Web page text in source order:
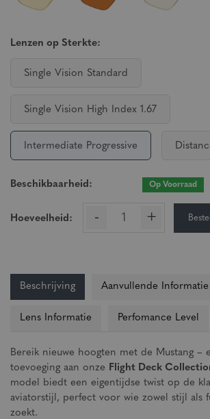
Lenzen op Sterkte:
Single Vision Standard
Single Vision High Index 1.67
Intermediate Progressive
Beschikbaarheid: Op Voorraad
Hoeveelheid: - +
Beschrijving Aanvullende Informatie
Lens Informatie Perfomance Level
Bereik nieuwe hoogten met de Mustang –
toevoeging aan onze Flight Deck
model biedt een eigentijdse twist op de
aviatorstijl, perfect voor wie zowel stijl als
zoekt.